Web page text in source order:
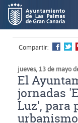
contenido
principal
Compartir:
jueves, 13 de mayo
El
jornadas
Luz', para